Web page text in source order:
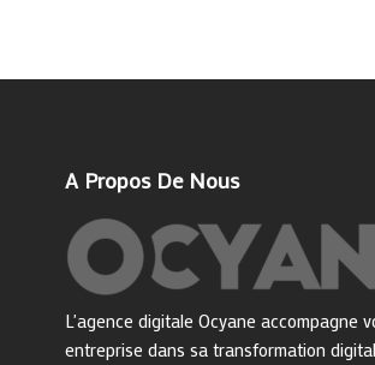
A Propos De Nous
L'agence digitale Ocyane accompagne
entreprise dans sa transformation